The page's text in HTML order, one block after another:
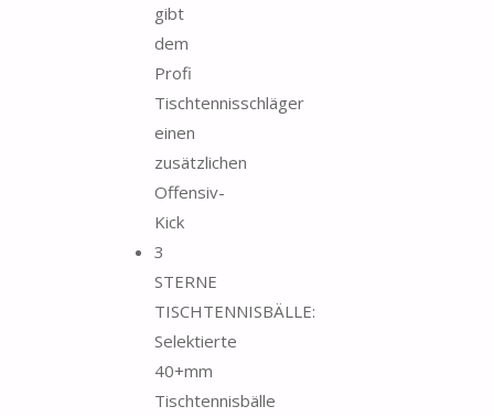
gibt
dem
Profi
Tischtennisschläger
einen
zusätzlichen
Offensiv-
Kick
3
STERNE
TISCHTENNISBÄLLE:
Selektierte
40+mm
Tischtennisbälle